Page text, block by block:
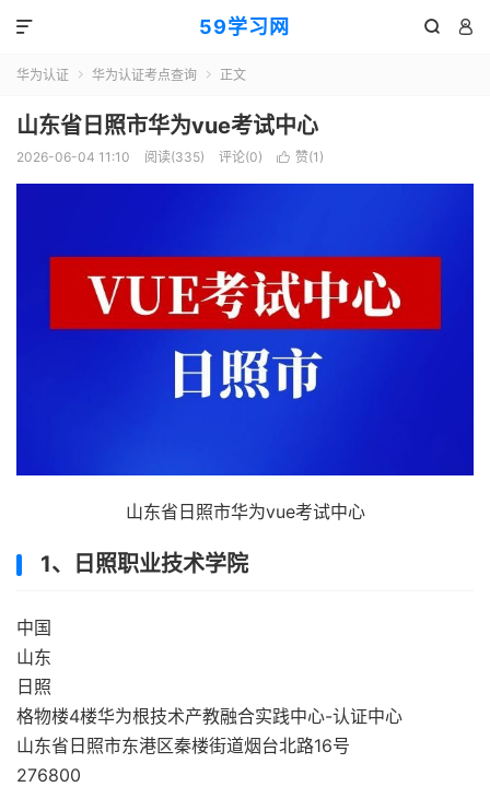
59学习网  

华为认证  华为认证考点查询  正文
山东省日照市华为vue考试中心
2026-06-04 11:10 阅读(335) 评论(0)  赞(1 )
山东省日照市华为vue考试中心
1、日照职业技术学院
中国
山东
日照
格物楼4楼华为根技术产教融合实践中心-认证中心
山东省日照市东港区秦楼街道烟台北路16号
276800